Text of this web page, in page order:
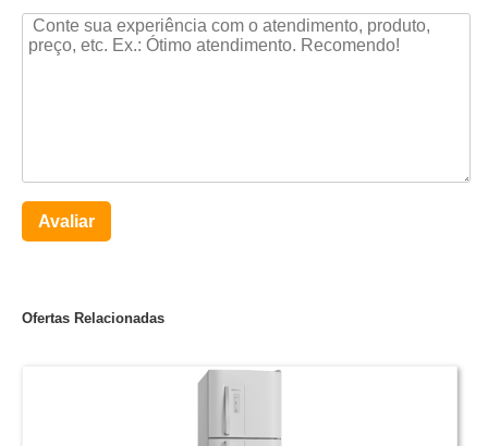
Avaliar
Ofertas Relacionadas